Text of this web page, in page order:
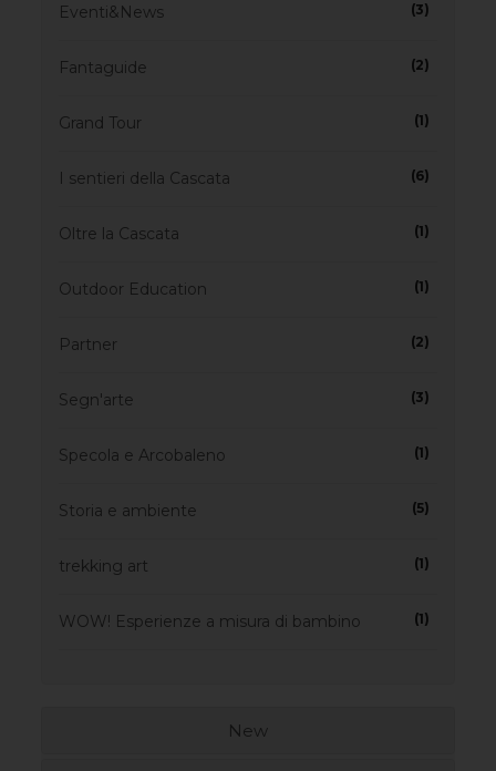
Eventi&News (3)
Fantaguide (2)
Grand Tour (1)
I sentieri della Cascata (6)
Oltre la Cascata (1)
Outdoor Education (1)
Partner (2)
Segn'arte (3)
Specola e Arcobaleno (1)
Storia e ambiente (5)
trekking art (1)
WOW! Esperienze a misura di bambino (1)
New